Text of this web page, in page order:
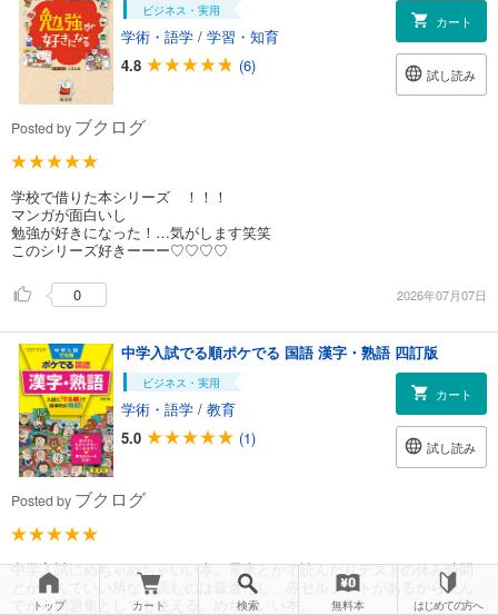
ビジネス・実用
学術・語学 / 学習・知育
4.8
(6)
カート
試し読み
Posted by ブクログ
学校で借りた本シリーズ ！！！
マンガが面白いし
勉強が好きになった！…気がします笑笑
このシリーズ好きーーー♡♡♡♡
0 2026年07月07日
中学入試でる順ポケでる 国語 漢字・熟語 四訂版
ビジネス・実用
学術・語学 / 教育
5.0
(1)
カート
試し読み
Posted by ブクログ
中学入試にめちゃめちゃいい本。電車とかで読んだりテストの休み時間
とか読んでいい所なら読むのは最適だし、赤セルシートがあるから読ん
でから問題集としても使える。めちゃいい本。
トップ カート 検索 無料本 はじめての方へ